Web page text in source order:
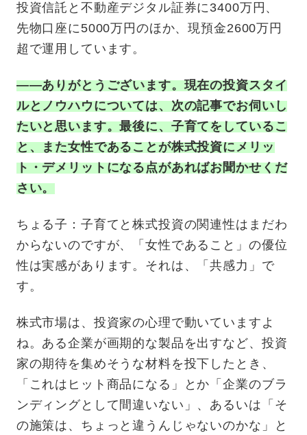
投資信託と不動産デジタル証券に3400万円、
先物口座に5000万円のほか、現預金2600万円
超で運用しています。
——ありがとうございます。現在の投資スタイ
ルとノウハウについては、次の記事でお伺いし
たいと思います。最後に、子育てをしているこ
と、また女性であることが株式投資にメリッ
ト・デメリットになる点があればお聞かせくだ
さい。
ちょる子：子育てと株式投資の関連性はまだわ
からないのですが、「女性であること」の優位
性は実感があります。それは、「共感力」で
す。
株式市場は、投資家の心理で動いていますよ
ね。ある企業が画期的な製品を出すなど、投資
家の期待を集めそうな材料を投下したとき、
「これはヒット商品になる」とか「企業のブラ
ンディングとして間違いない」、あるいは「そ
の施策は、ちょっと違うんじゃないのかな」と